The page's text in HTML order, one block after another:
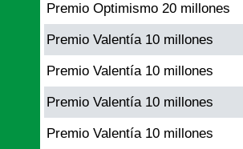
Premio Optimismo 20 millones
Premio Valentía 10 millones
Premio Valentía 10 millones
Premio Valentía 10 millones
Premio Valentía 10 millones